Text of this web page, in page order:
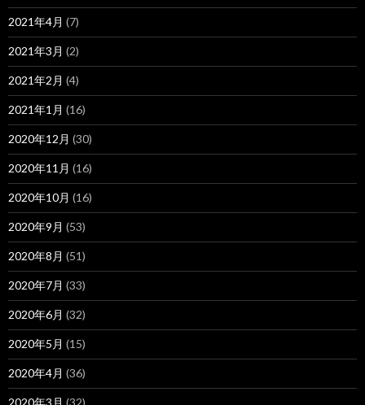
2021年4月 (7)
2021年3月 (2)
2021年2月 (4)
2021年1月 (16)
2020年12月 (30)
2020年11月 (16)
2020年10月 (16)
2020年9月 (53)
2020年8月 (51)
2020年7月 (33)
2020年6月 (32)
2020年5月 (15)
2020年4月 (36)
2020年3月 (32)